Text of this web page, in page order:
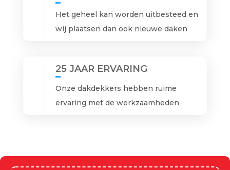
Het geheel kan worden uitbesteed en
wij plaatsen dan ook nieuwe daken
25 JAAR ERVARING
Onze dakdekkers hebben ruime
ervaring met de werkzaamheden